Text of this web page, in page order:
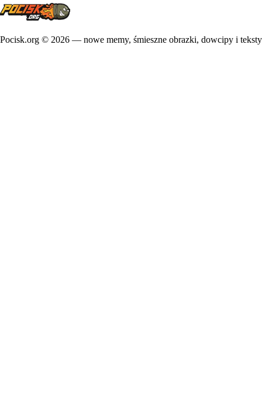
Pocisk.org © 2026 — nowe memy, śmieszne obrazki, dowcipy i teksty